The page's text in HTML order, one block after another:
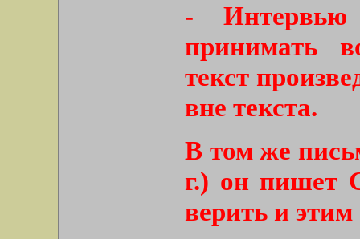
- Интервью
принимать
текст
вне текста.
В том же
г.) он пишет
верить и